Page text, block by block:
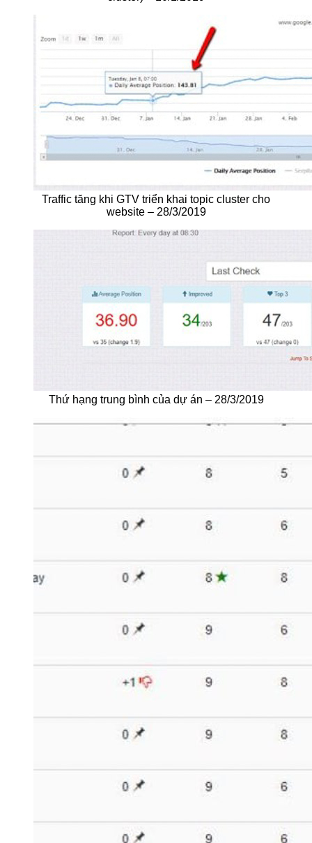
Traffic tăng khi GTV triển khai topic cluster cho
website – 28/3/2019
Thứ hạng trung bình của dự án – 28/3/2019